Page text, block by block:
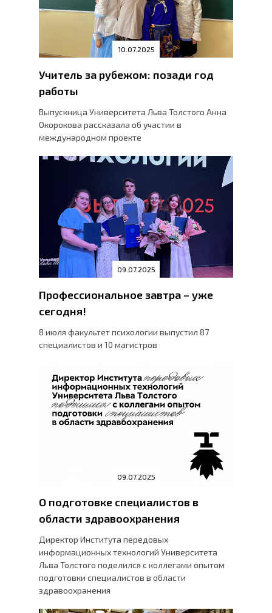
10.07.2025
Учитель за рубежом: позади год
работы
Выпускница Университета Льва Толстого Анна
Окорокова рассказала об участии в
международном проекте
09.07.2025
Профессиональное завтра – уже
сегодня!
8 июля факультет психологии выпустил 87
специалистов и 10 магистров
09.07.2025
О подготовке специалистов в
области здравоохранения
Директор Института передовых
информационных технологий Университета
Льва Толстого поделился с коллегами опытом
подготовки специалистов в области
здравоохранения